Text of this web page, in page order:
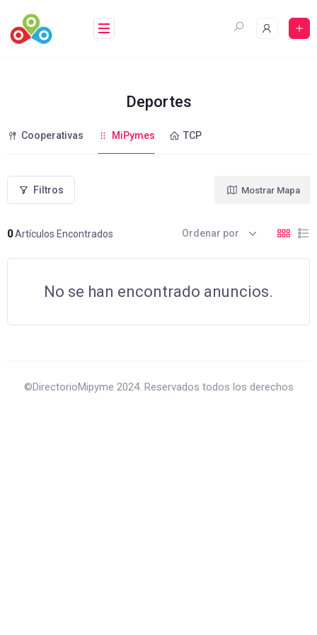
contenido
Deportes
Cooperativas MiPymes TCP
Filtros
0Artículos Encontrados
Mostrar Mapa
Ordenar por
No se han encontrado anuncios.
©DirectorioMipyme 2024. Reservados todos los derechos